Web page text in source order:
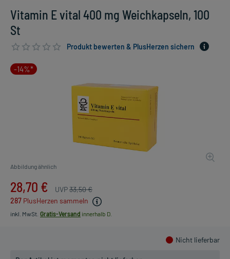
Vitamin E vital 400 mg Weichkapseln, 100
St
Produkt bewerten & PlusHerzen sichern
-14%*
Abbildung ähnlich
28,70 € UVP33,50 €
287 PlusHerzen sammeln
inkl. MwSt. Gratis-Versand innerhalb D.
Nicht lieferbar